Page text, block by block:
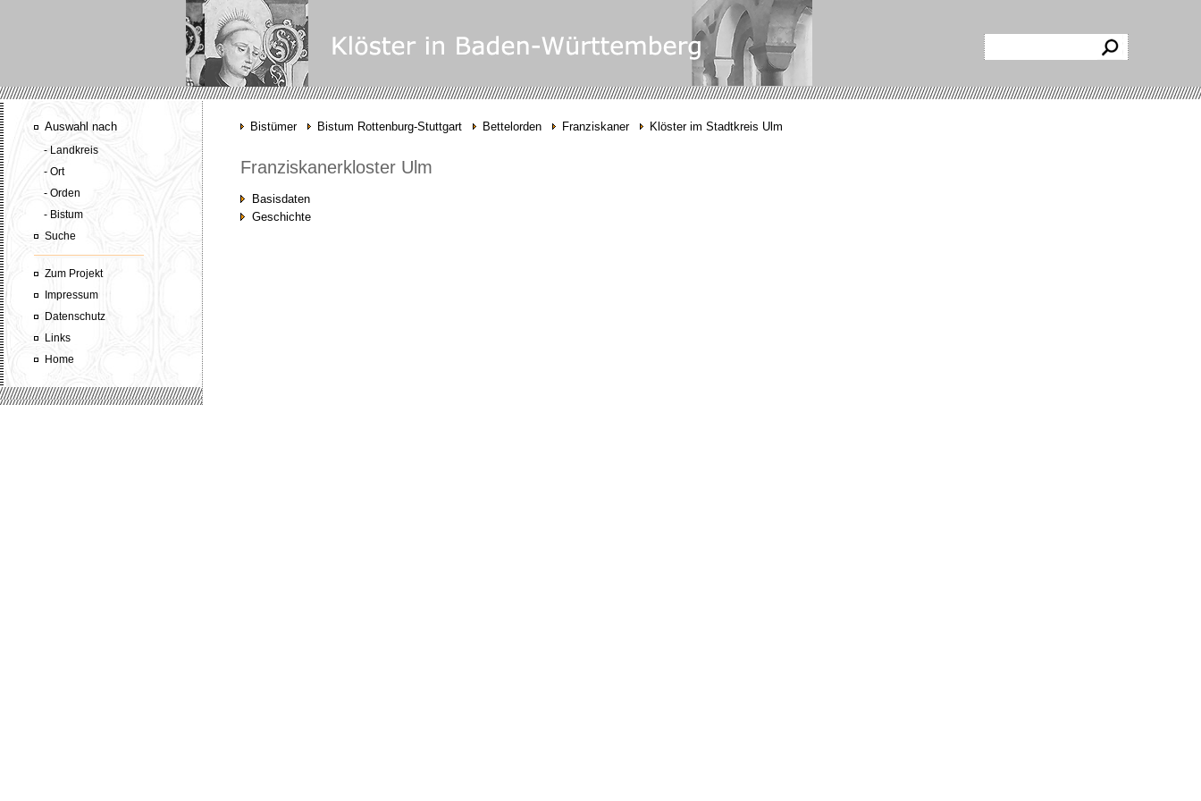
Auswahl nach
- Landkreis
- Ort
- Orden
- Bistum
Suche
Zum Projekt
Impressum
Datenschutz
Links
Home
Bistümer Bistum Rottenburg-Stuttgart Bettelorden Franziskaner Klöster im Stadtkreis Ulm
Franziskanerkloster Ulm
Basisdaten
Geschichte